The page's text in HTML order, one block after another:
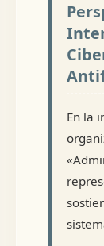
En la